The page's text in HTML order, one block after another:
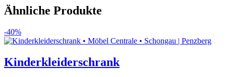
Ähnliche Produkte
-40%
Kinderkleiderschrank